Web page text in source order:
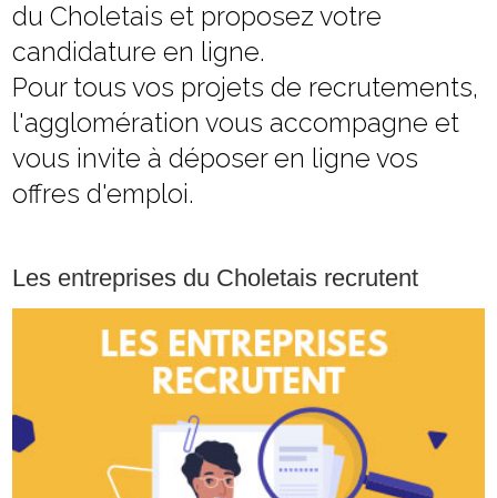
du Choletais et proposez votre
candidature en ligne.
Pour tous vos projets de recrutements,
l'agglomération vous accompagne et
vous invite à déposer en ligne vos
offres d'emploi.
Les entreprises du Choletais recrutent